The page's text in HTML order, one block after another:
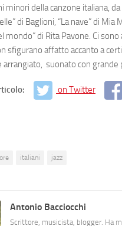
minori della canzone italiana, da
di Baglioni, “La nave” di Mia
mondo” di Rita Pavone. Ci
sfigurano affatto accanto a
suonato con grande
on Twitter
italiani jazz
Antonio Bacciocchi
Scrittore, musicista, blogger. Ha